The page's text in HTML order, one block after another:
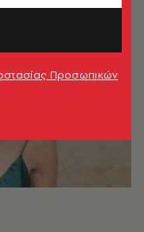
Προσωπικών